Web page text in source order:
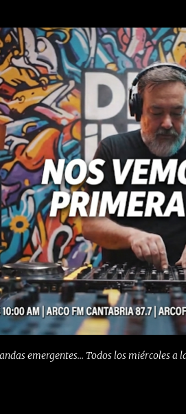
emergentes... Todos los miércoles a